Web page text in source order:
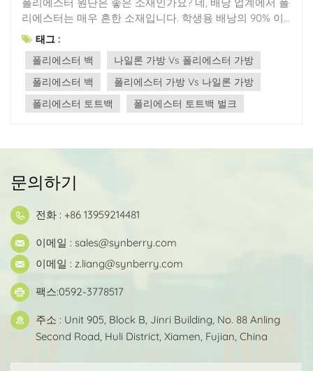
리에스터는 매우 흔한 소재입니다. 학생용 배낭의 90% 이
상이 폴리에스터로 만들어지며, 다음과 같은 장점이 있습
니다.높은 인장 강도: 폴리에스터의 파단강도는 약 4.4~9.6
cN/dtex로 면보다 높습니다.내구성: 폴리에스터는 손상 없
이 수천 번의 마찰을 견딜 수 있습니다.수분 흡수율이 낮음:
폴리에스터의 흡습율은 0.4~0.8%로 습기에 대한 저항성이
강하고 빨리 마릅니다.높은 색상 견뢰도: 염색된 폴리에스
터 100%가 더 낫나요?용도에 따라 다릅니다. 폴리에스터는
내구성, 방수성, 그리고 색상 견뢰도 면에서 면보다 우수합
니다. 하지만 면은 생분해성이 뛰어나고, 더 부드럽고, 통기
성이 좋으며, 피부 친화적입니다. 폴리에스터는 면보다 가
방 제작에 더 적합합니다. 폴리에스터의 단점은 무엇인가
요?자연 상태에서는 분해되지 않아 장기적으로 환경 오염
을 일으킬 수 있으며, 일부 기업의 환경 요구 사항을 충족하
지 못합니다.특히 건조한 환경에서는 정전기가 발생하기
쉽습니다.고온을 견딜 수 없습니다. 폴리에스터의 녹는점은
약 250°C이며, 고온에서는 변형될 수 있습니다. 화기 근처
나 고온 환경에서는 사용하지 마십시오.폴리에스터 원단은
태그 :
폴리에스터 백
나일론 가방 Vs 폴리에스터 가방
폴리에스터 백
폴리에스터 가방 Vs 나일론 가방
폴리에스터 토트백
폴리에스터 토트백 벌크
문의하기
전화 : +86 13959214481
이메일 : sales@synberry.com
이메일 : z.liang@synberry.com
팩스:0592-3778517
주소 : Unit 905, Block B, Jinri Building, No. 88 Anling
Second Road, Huli District, Xiamen, Fujian, China